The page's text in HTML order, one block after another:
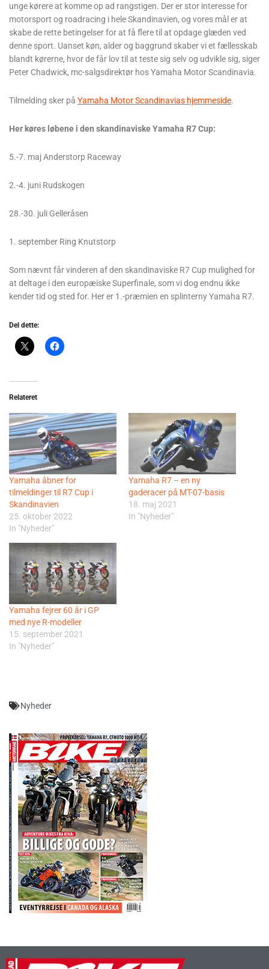
unge kørere at komme op ad rangstigen. Der er stor interesse for
motorsport og roadracing i hele Skandinavien, og vores mål er at
skabe de rette betingelser for at få flere til at opdage glæden ved
denne sport. Uanset køn, alder og baggrund skaber vi et fællesskab
blandt kørerne, hvor de får lov til at teste sig selv og udvikle sig, siger
Peter Chadwick, mc-salgsdirektør hos Yamaha Motor Scandinavia.
Tilmelding sker på Yamaha Motor Scandinavias hjemmeside.
Her køres løbene i den skandinaviske Yamaha R7 Cup:
5.-7. maj Anderstorp Raceway
2.-4. juni Rudskogen
28.-30. juli Gelleråsen
1. september Ring Knutstorp
Som nævnt får vinderen af den skandinaviske R7 Cup mulighed for
at deltage i den europæiske Superfinale, som vi dog endnu ikke
kender tid og sted for. Her er 1.-præmien en splinterny Yamaha R7.
Del dette:
Relateret
Yamaha åbner for
tilmeldinger til R7 Cup i
Skandinavien
25. oktober 2022
In "Nyheder"
Yamaha R7 – en ny
gaderacer på MT-07-basis
18. maj 2021
In "Nyheder"
Yamaha fejrer 60 år i GP
med nye R-modeller
15. september 2021
In "Nyheder"
Nyheder